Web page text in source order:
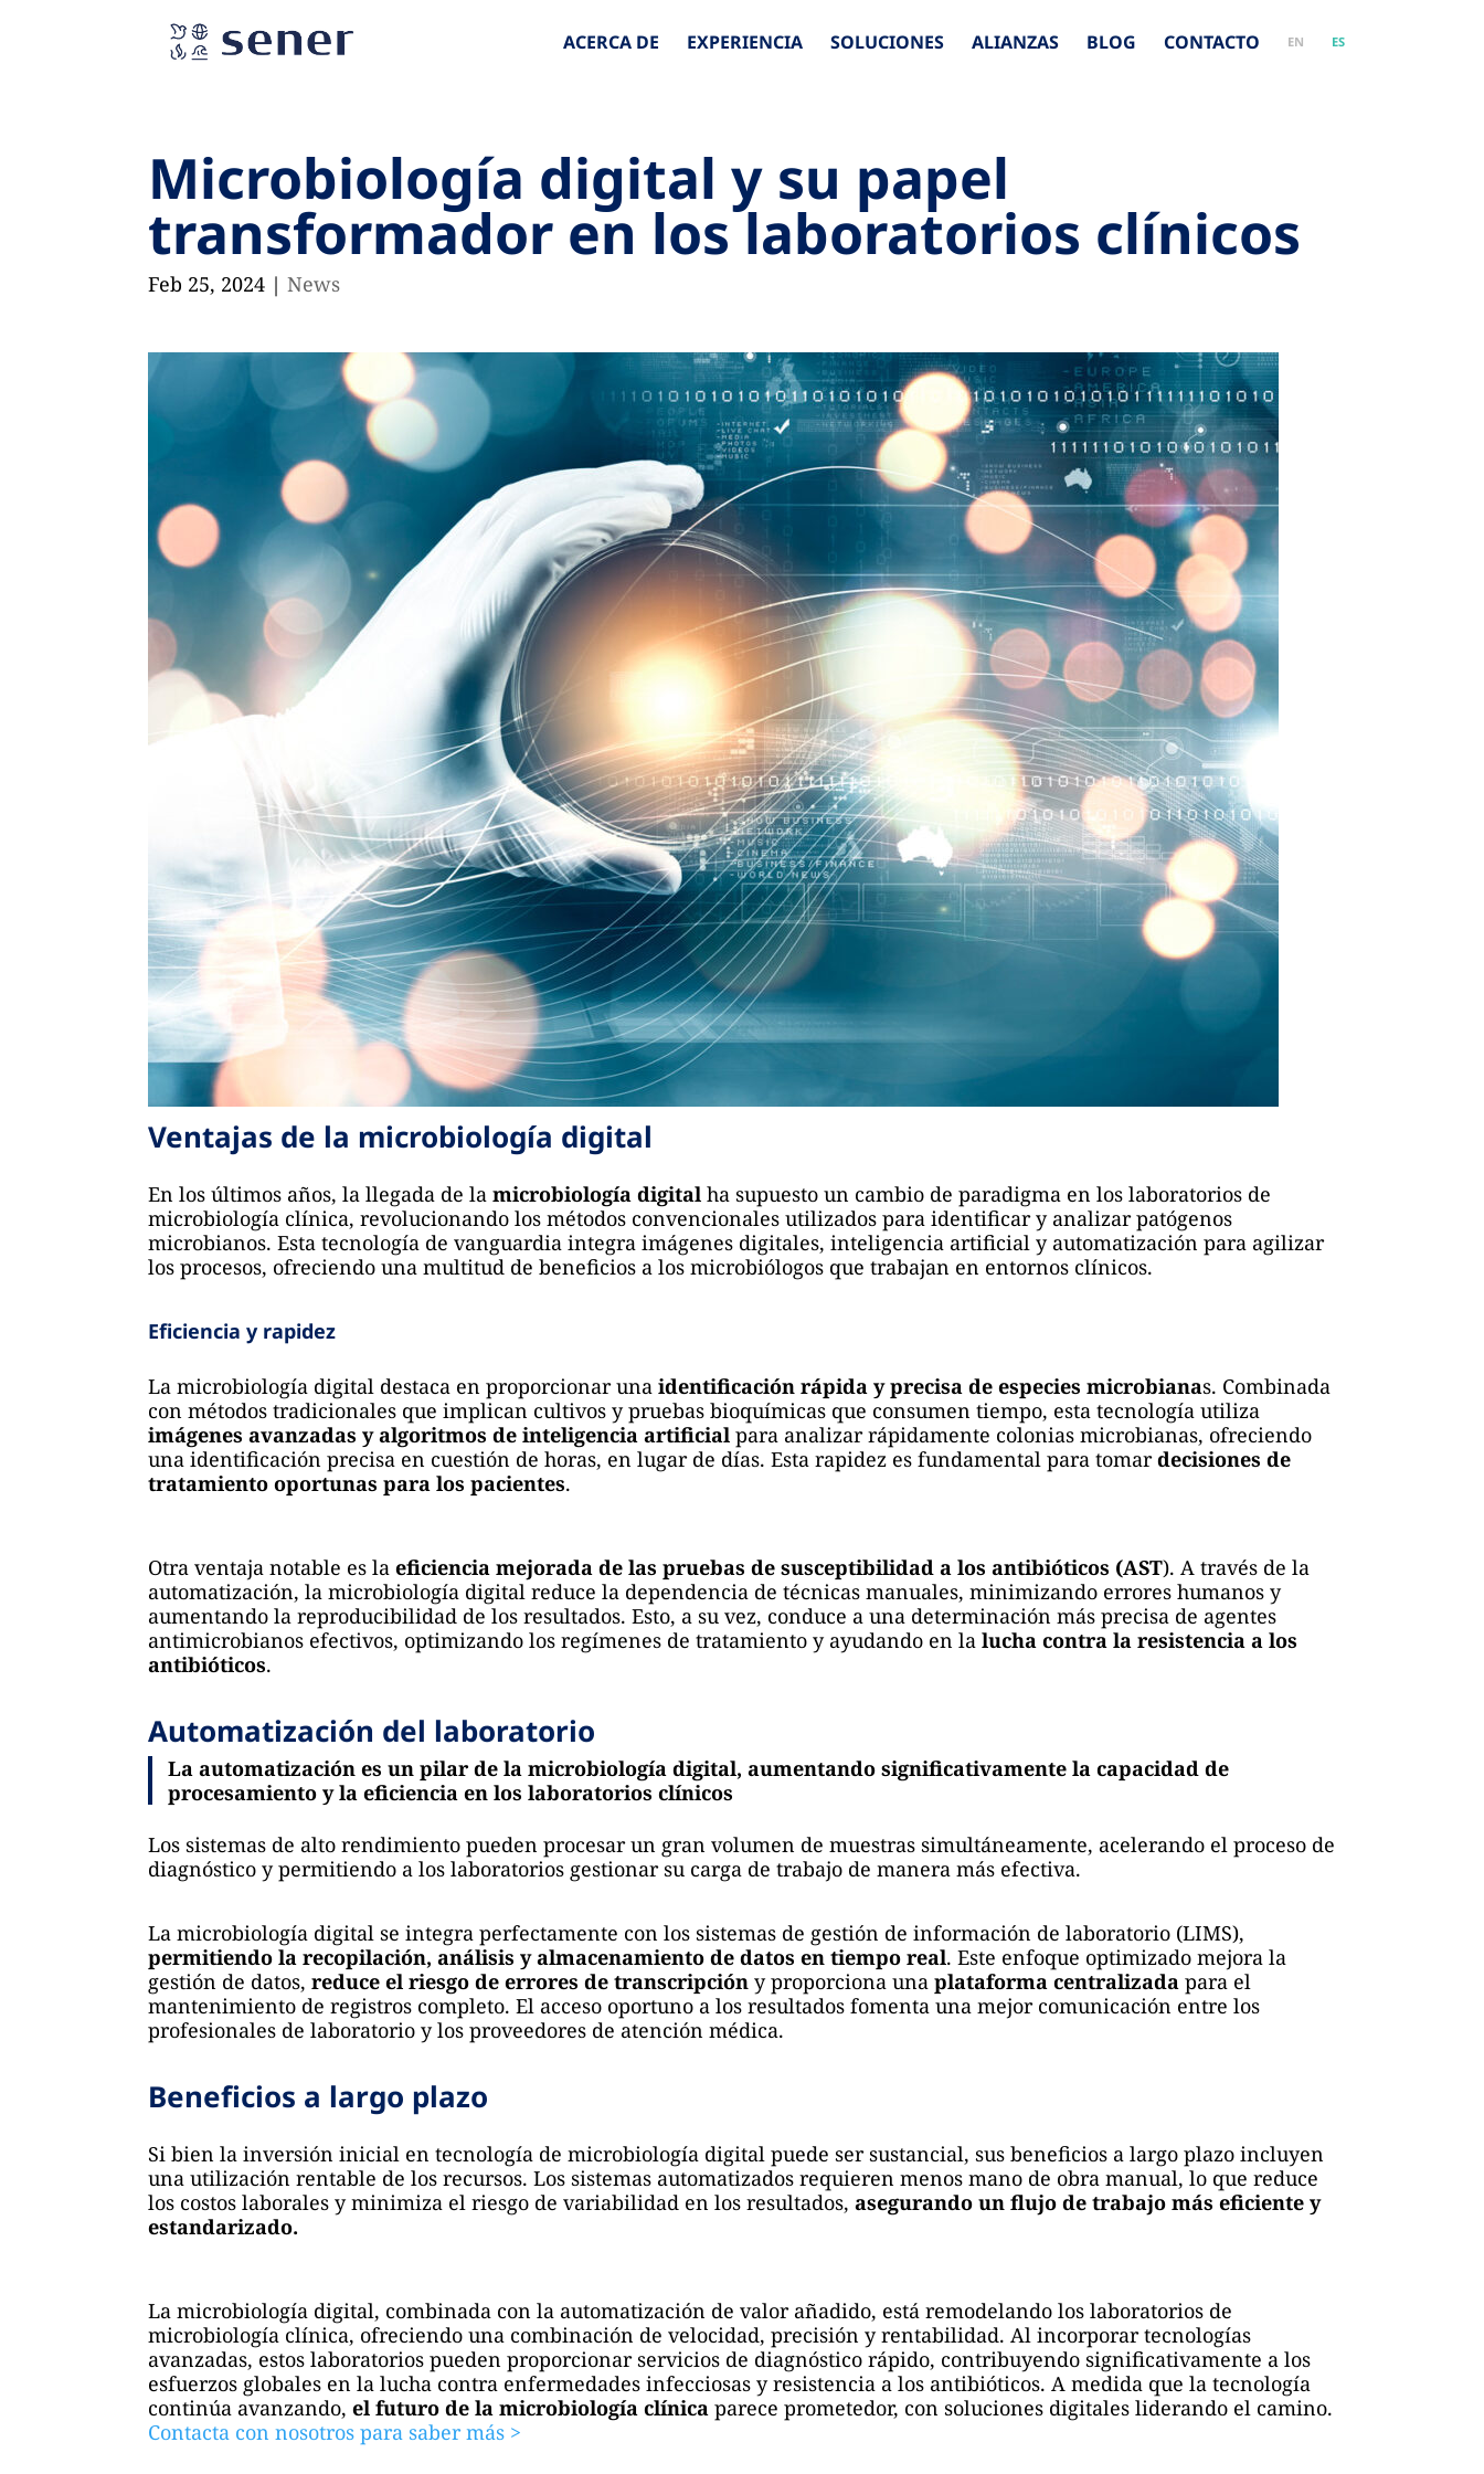
ACERCA DE EXPERIENCIA SOLUCIONES ALIANZAS BLOG CONTACTO EN ES
Microbiología digital y su papel
transformador en los laboratorios clínicos
Feb 25, 2024 |News
Ventajas de la microbiología digital
En los últimos años, la llegada de lamicrobiología digital ha supuesto un cambio de paradigma en los laboratorios de
microbiología clínica, revolucionando los métodos convencionales utilizados para identificar y analizar patógenos
microbianos. Esta tecnología de vanguardia integra imágenes digitales, inteligencia artificial y automatización para agilizar
los procesos, ofreciendo una multitud de beneficios a los microbiólogos que trabajan en entornos clínicos.
Eficiencia y rapidez
La microbiología digital destaca en proporcionar una identificación rápida y precisa de especies microbianas. Combinada
con métodos tradicionales que implican cultivos y pruebas bioquímicas que consumen tiempo, esta tecnología utiliza
imágenes avanzadas y algoritmos de inteligencia artificial para analizar rápidamente colonias microbianas, ofreciendo
una identificación precisa en cuestión de horas, en lugar de días. Esta rapidez es fundamental para tomardecisiones de
tratamiento oportunas para los pacientes.
Otra ventaja notable es laeficiencia mejorada de las pruebas de susceptibilidad a los antibióticos (AST). A través de la
automatización, la microbiología digital reduce la dependencia de técnicas manuales, minimizando errores humanos y
aumentando la reproducibilidad de los resultados. Esto, a su vez, conduce a una determinación más precisa de agentes
antimicrobianos efectivos, optimizando los regímenes de tratamiento y ayudando en lalucha contra la resistencia a los
antibióticos.
Automatización del laboratorio
La automatización es un pilar de la microbiología digital, aumentando significativamente la capacidad de
procesamiento y la eficiencia en los laboratorios clínicos
Los sistemas de alto rendimiento pueden procesar un gran volumen de muestras simultáneamente, acelerando el proceso de
diagnóstico y permitiendo a los laboratorios gestionar su carga de trabajo de manera más efectiva.
La microbiología digital se integra perfectamente con los sistemas de gestión de información de laboratorio (LIMS),
permitiendo la recopilación, análisis y almacenamiento de datos en tiempo real. Este enfoque optimizado mejora la
gestión de datos, reduce el riesgo de errores de transcripción y proporciona unaplataforma centralizada para el
mantenimiento de registros completo. El acceso oportuno a los resultados fomenta una mejor comunicación entre los
profesionales de laboratorio y los proveedores de atención médica.
Beneficios a largo plazo
Si bien la inversión inicial en tecnología de microbiología digital puede ser sustancial, sus beneficios a largo plazo incluyen
una utilización rentable de los recursos. Los sistemas automatizados requieren menos mano de obra manual, lo que reduce
los costos laborales y minimiza el riesgo de variabilidad en los resultados, asegurando un flujo de trabajo más eficiente y
estandarizado.
La microbiología digital, combinada con la automatización de valor añadido, está remodelando los laboratorios de
microbiología clínica, ofreciendo una combinación de velocidad, precisión y rentabilidad. Al incorporar tecnologías
avanzadas, estos laboratorios pueden proporcionar servicios de diagnóstico rápido, contribuyendo significativamente a los
esfuerzos globales en la lucha contra enfermedades infecciosas y resistencia a los antibióticos. A medida que la tecnología
continúa avanzando, el futuro de la microbiología clínica parece prometedor, con soluciones digitales liderando el camino.
Contacta con nosotros para saber más >